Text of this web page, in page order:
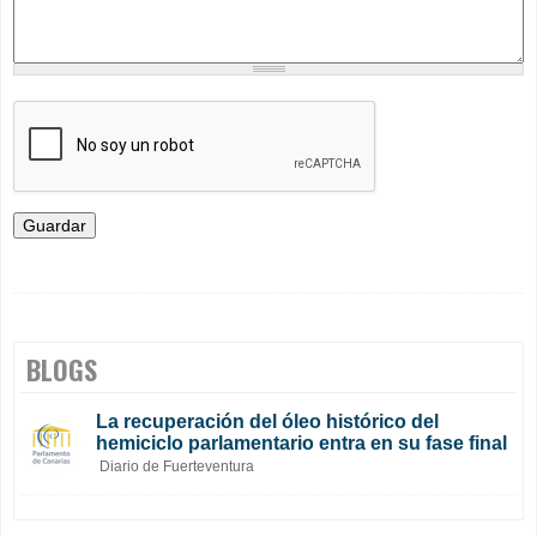
BLOGS
La recuperación del óleo histórico del
hemiciclo parlamentario entra en su fase final
Diario de Fuerteventura